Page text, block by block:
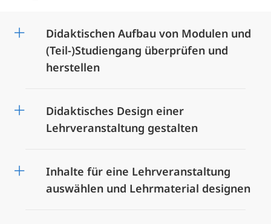
Didaktischen Aufbau von Modulen und
(Teil-)Studiengang überprüfen und
herstellen
Didaktisches Design einer
Lehrveranstaltung gestalten
Inhalte für eine Lehrveranstaltung
auswählen und Lehrmaterial designen